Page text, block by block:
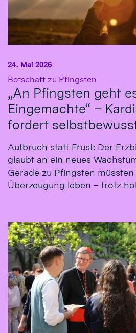
Botschaft zu Pfingsten
„An Pfingsten geht
Eingemachte“ –
fordert
24. Mai 2026
Aufbruch statt Frust: Der
glaubt an ein neues
Gerade zu Pfingsten
Überzeugung leben – trotz